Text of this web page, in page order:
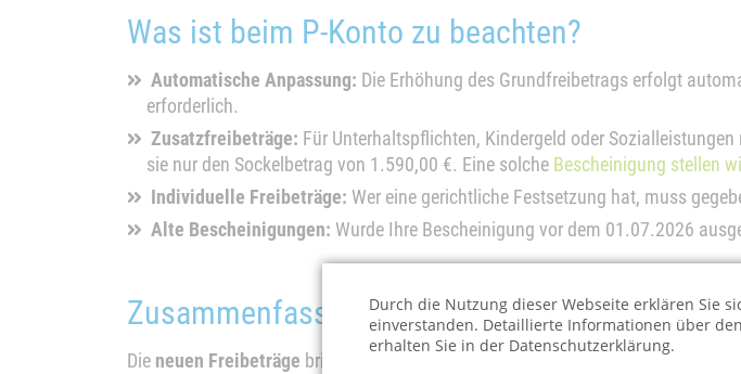
Was ist beim P-Konto zu beachten?
Automatische Anpassung: Die Erhöhung des Grundfreibetrags erfolgt
erforderlich.
Zusatzfreibeträge: Für Unterhaltspflichten, Kindergeld oder Sozialleistungen
sie nur den Sockelbetrag von 1.590,00 €. Eine solche Bescheinigung stellen
Individuelle Freibeträge: Wer eine gerichtliche Festsetzung hat, muss
Alte Bescheinigungen: Wurde Ihre Bescheinigung vor dem 01.07.2026
Zusammenfassung
Die neuen Freibeträge bringen für Schuldner eine spürbare Entlastung. Wer
Durch die Nutzung dieser Webseite erklären Sie
einverstanden. Detaillierte Informationen über
erhalten Sie in der Datenschutzerklärung.